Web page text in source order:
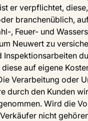
er verpflichtet,
branchenüblich,
, Feuer- und
Neuwert zu
Inspektionsarbeiten
auf eigene
Verarbeitung oder
durch den Kunden
Wird die
nicht